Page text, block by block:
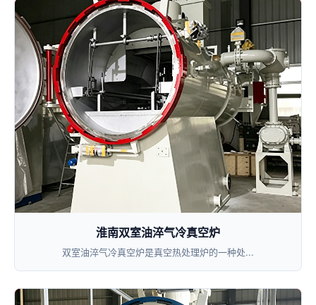
淮南双室油淬气冷真空炉
双室油淬气冷真空炉是真空热处理炉的一种处...